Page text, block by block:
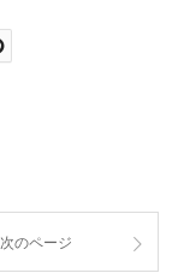
次のページ